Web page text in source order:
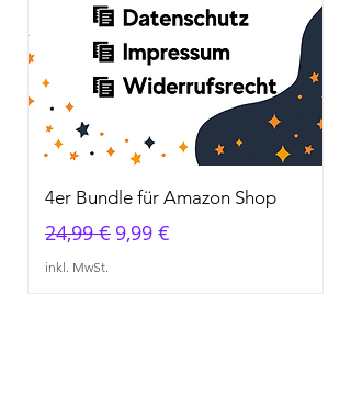
4er Bundle für Amazon Shop
Standardpreis
24,99 € Sale-Preis
9,99 €
inkl. MwSt.